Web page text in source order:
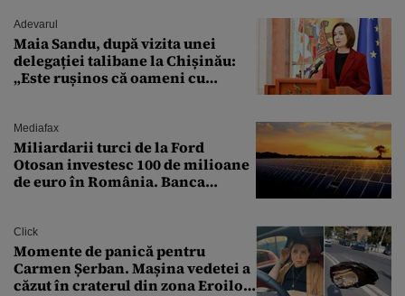
Adevarul
Maia Sandu, după vizita unei
delegației talibane la Chișinău:
„Este rușinos că oameni cu
Mediafax
Miliardarii turci de la Ford
Otosan investesc 100 de milioane
de euro în România. Banca
Click
Momente de panică pentru
Carmen Șerban. Mașina vedetei a
căzut în craterul din zona Eroilor: